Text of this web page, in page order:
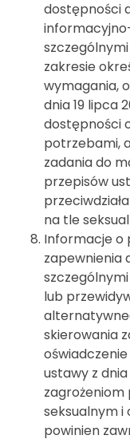
dostępności
zakresie
wymagania,
dnia 19 lipca
dostępności
potrzebami,
zadania do
przepisów
na tle
Informacje o
zapewnienia
lub
skierowania
ustawy z dnia
seksualnym
powinien